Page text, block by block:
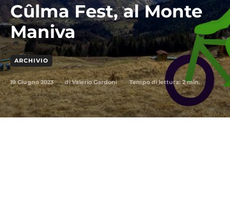
Cûlma Fest, al Monte
Maniva
ARCHIVIO
19 Giugno 2023 di Valerio Gardoni Tempo di lettura:2min.